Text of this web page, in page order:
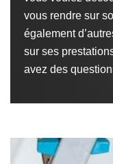
vous rendre sur
également
sur ses
avez des